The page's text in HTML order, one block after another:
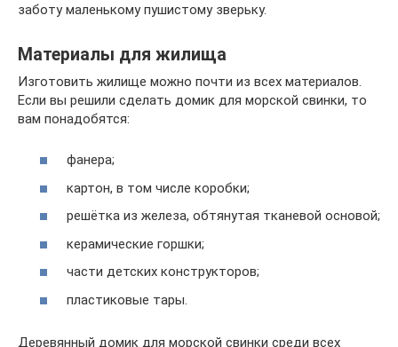
заботу маленькому пушистому зверьку.
Материалы для жилища
Изготовить жилище можно почти из всех материалов.
Если вы решили сделать домик для морской свинки, то
вам понадобятся:
фанера;
картон, в том числе коробки;
решётка из железа, обтянутая тканевой основой;
керамические горшки;
части детских конструкторов;
пластиковые тары.
Деревянный домик для морской свинки среди всех